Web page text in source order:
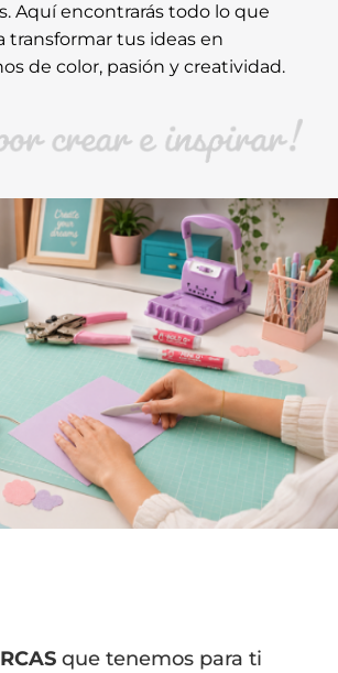
Aquí encontrarás todo lo que
transformar tus ideas en
de color, pasión y creatividad.
que tenemos para ti